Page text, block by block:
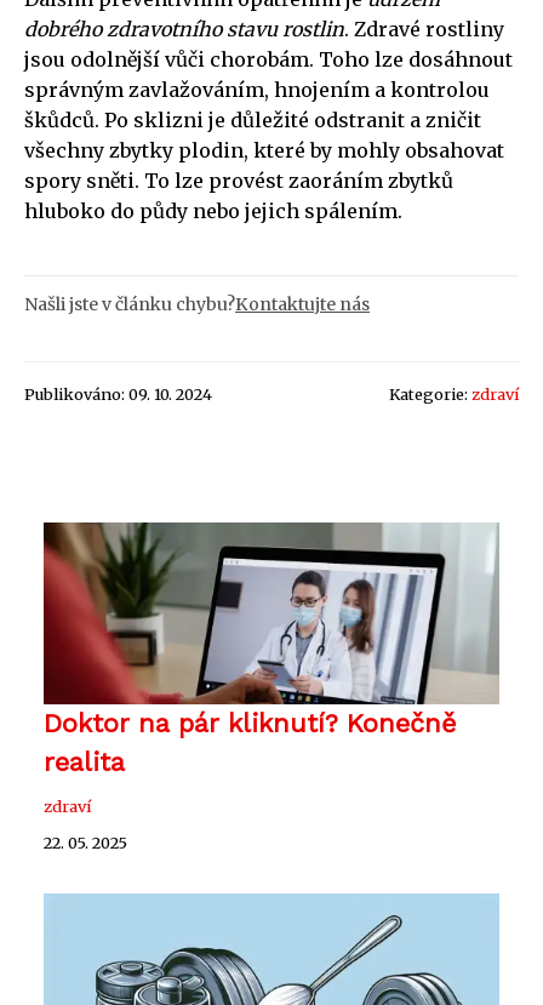
dobrého zdravotního stavu rostlin. Zdravé rostliny
jsou odolnější vůči chorobám. Toho lze dosáhnout
správným zavlažováním, hnojením a kontrolou
škůdců. Po sklizni je důležité odstranit a zničit
všechny zbytky plodin, které by mohly obsahovat
spory sněti. To lze provést zaoráním zbytků
hluboko do půdy nebo jejich spálením.
Našli jste v článku chybu?Kontaktujte nás
Publikováno: 09. 10. 2024 Kategorie: zdraví
Doktor na pár kliknutí? Konečně
realita
zdraví
22. 05. 2025